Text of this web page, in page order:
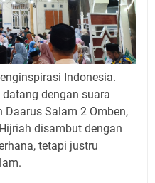
Indonesia.
dengan suara
Daarus Salam 2 Omben,
disambut dengan
tetapi justru